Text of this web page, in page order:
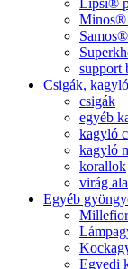
Lipsi®
Minos®
support
Csigák,
csigák
egyéb
kagyló
kagyló
korallok
virág
Egyéb
Egyedi